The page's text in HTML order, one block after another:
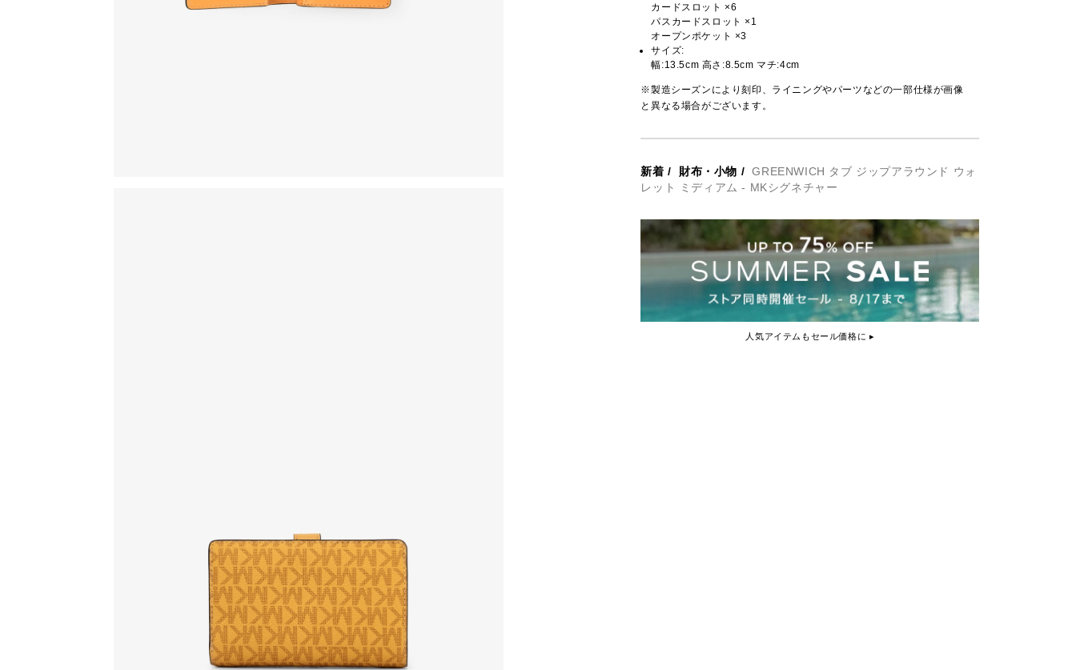
カードスロット ×6
パスカードスロット ×1
オープンポケット ×3
サイズ:
幅:13.5cm 高さ:8.5cm マチ:4cm
※製造シーズンにより刻印、ライニングやパーツなどの一部仕様が画像
と異なる場合がございます。
新着 / 財布・小物 / GREENWICH タブ ジップアラウンド ウォ
レット ミディアム - MKシグネチャー
人気アイテムもセール価格に ▸